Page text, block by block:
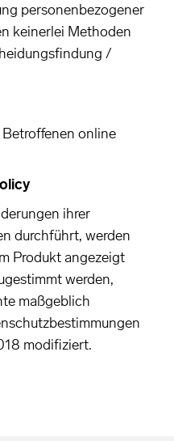
personenbezogener
keinerlei Methoden
/
online
ihrer
durchführt, werden
Produkt angezeigt
werden,
maßgeblich
modifiziert.